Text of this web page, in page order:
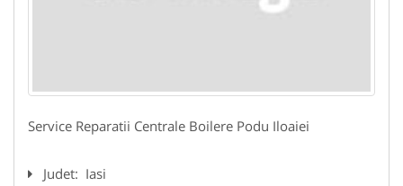
Service Reparatii Centrale Boilere Podu Iloaiei
Judet: Iasi